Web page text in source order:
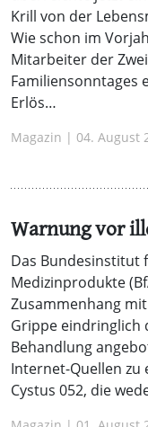
Krill von der
Wie schon im
Mitarbeiter der
Familiensonntages
Erlös…
Magazin | 04. August
Warnung vor
Das Bundesinstitut
Medizinprodukte
Zusammenhang
Grippe eindringlich
Behandlung
Internet-Quellen zu
Cystus 052, die